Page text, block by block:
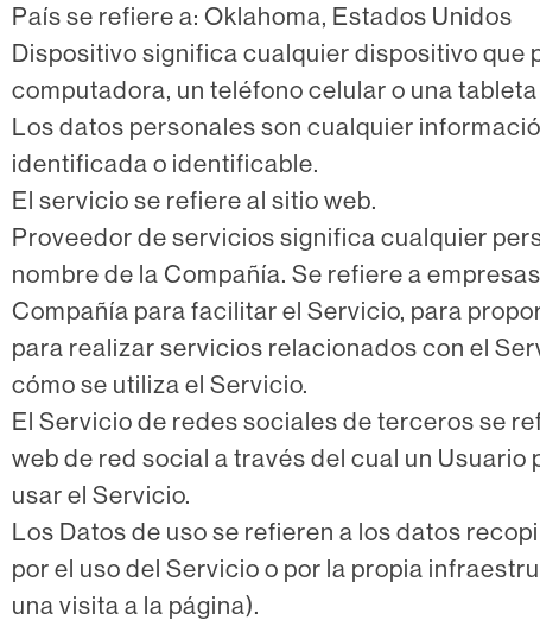
País se refiere a: Oklahoma, Estados Unidos
Dispositivo significa cualquier dispositivo que
computadora, un teléfono celular o una
Los datos personales son cualquier
identificada o identificable.
El servicio se refiere al sitio web.
Proveedor de servicios significa cualquier
nombre de la Compañía. Se refiere a
Compañía para facilitar el Servicio, para
para realizar servicios relacionados con el
cómo se utiliza el Servicio.
El Servicio de redes sociales de terceros se
web de red social a través del cual un
usar el Servicio.
Los Datos de uso se refieren a los datos
por el uso del Servicio o por la propia
una visita a la página).